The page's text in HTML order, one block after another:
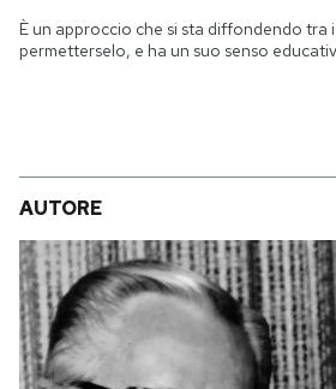
È un approccio che si sta diffondendo tra
permetterselo, e ha un suo senso
AUTORE